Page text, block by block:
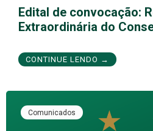
Edital de convocação:
Extraordinária do
CONTINUE LENDO →
Comunicados